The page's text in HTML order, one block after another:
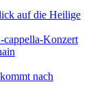
auf die Heilige
cappella-Konzert
nach